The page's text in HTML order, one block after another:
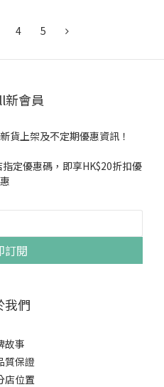
4 5
會員
貨上架及不定期優惠資訊！
定優惠碼，即享HK$20折扣優
惠
訂閱
我們
故事
質保證
店位置